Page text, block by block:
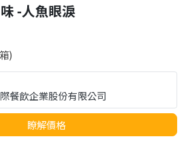
-人魚眼淚
)
餐飲企業股份有限公司
瞭解價格